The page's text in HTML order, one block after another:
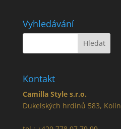
Vyhledávání
Kontakt
Camilla Style s.r.o.
Dukelských hrdinů 583, Kolín